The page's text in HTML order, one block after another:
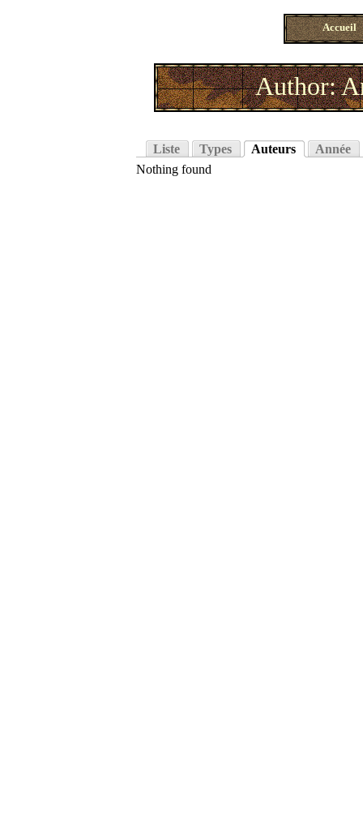
Accueil
Author:
Liste Types Auteurs
Année
Nothing found